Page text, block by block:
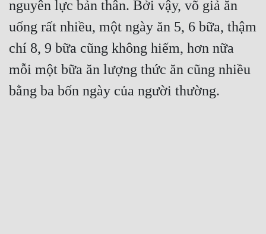
nguyên lực bản thân. Bởi vậy, võ giả ăn
uống rất nhiều, một ngày ăn 5, 6 bữa, thậm
chí 8, 9 bữa cũng không hiếm, hơn nữa
mỗi một bữa ăn lượng thức ăn cũng nhiều
bằng ba bốn ngày của người thường.